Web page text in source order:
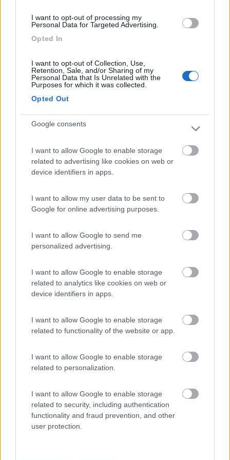
I want to opt-out of processing my
Personal Data for Targeted Advertising.
Opted In
I want to opt-out of Collection, Use,
Retention, Sale, and/or Sharing of my
Personal Data that Is Unrelated with the
Purposes for which it was collected.
Opted Out
Google consents
I want to allow Google to enable storage
related to advertising like cookies on web or
device identifiers in apps.
I want to allow my user data to be sent to
Google for online advertising purposes.
I want to allow Google to send me
personalized advertising.
I want to allow Google to enable storage
related to analytics like cookies on web or
device identifiers in apps.
I want to allow Google to enable storage
related to functionality of the website or app.
I want to allow Google to enable storage
related to personalization.
I want to allow Google to enable storage
related to security, including authentication
functionality and fraud prevention, and other
user protection.
...allora, vista la precisazione di feynmann evidentemente ho detto una
differenti...personalmente allora non ho nessun apparecchio per
...
Anche a me sembra un po’ caro , il camper e nuovo deve
arrivare fine aprile ,ho chiesto a loro perché è da anni che
casino so cavoli loro ...con garanzia ecc
Eugenio94
GinoSerGina
7181
Inserito il 16/11/2018 alle: 14:30:24
Io lo avevo sul vecchio camper, 8 anni fa. Devo dire che la BS
Però.. non so se il "merito" sia stato del desolfatatore sempre
attaccato, del Power Service o della marca (Green Power).
Ho provato sul campo se effettivamente fa qualcosa: ho
acquistato un desolfatatore da 25€, ho tolto la BM quasi
40gg al caricabatterie Lidl + desolfatatore. Devo dire che la
batteria è campata per ulteriori 12 mesi, dopo di ché l'ho
cambiata ugualmente.
Insomma, qualcosa sembra abbia fatto ma da qui a dire che
renderebbe le batterie "eterne" ce ne passa. E comunque per
avere un minimo di effetto bisogna lasciarlo attaccato per
settimane.